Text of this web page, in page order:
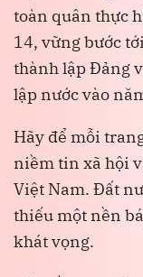
toàn quân thực
14, vững bước
thành lập Đảng
lập nước vào
Hãy để mỗi
niềm tin xã hội
Việt Nam. Đất
thiếu một nền
khát vọng.